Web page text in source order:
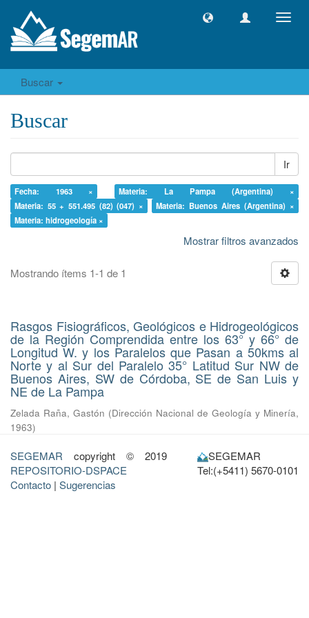
Buscar
Buscar
Ir
Fecha: 1963 ×
Materia: La Pampa (Argentina) ×
Materia: 55 + 551.495 (82) (047) ×
Materia: Buenos Aires (Argentina) ×
Materia: hidrogeología ×
Mostrar filtros avanzados
Mostrando ítems 1-1 de 1
Rasgos Fisiográficos, Geológicos e Hidrogeológicos
de la Región Comprendida entre los 63° y 66° de
Longitud W. y los Paralelos que Pasan a 50kms al
Norte y al Sur del Paralelo 35° Latitud Sur NW de
Buenos Aires, SW de Córdoba, SE de San Luis y
NE de La Pampa
Zelada Raña, Gastón (Dirección Nacional de Geología y Minería,
1963)
SEGEMAR copyright © 2019
REPOSITORIO-DSPACE
Contacto | Sugerencias
SEGEMAR
Tel:(+5411) 5670-0101